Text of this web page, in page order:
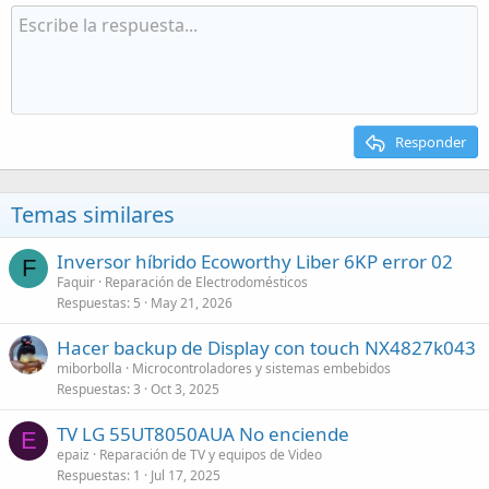
Responder
Temas similares
F Inversor híbrido Ecoworthy Liber 6KP error 02
Faquir Reparación de Electrodomésticos
Respuestas 5 May 21, 2026
Hacer backup de Display con touch NX4827k043
miborbolla
Microcontroladores y sistemas embebidos
Respuestas 3 Oct 3, 2025
E TV LG 55UT8050AUA No enciende
epaiz
Reparación de TV y equipos de Video
Respuestas 1 Jul 17, 2025